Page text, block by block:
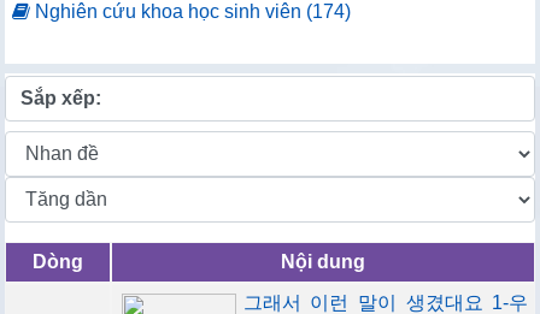
Nghiên cứu khoa học sinh viên (174)
Sắp xếp:
Dòng Nội dung
그래서 이런 말이 생겼대요 1-우